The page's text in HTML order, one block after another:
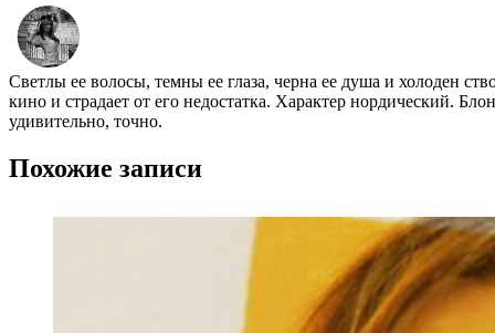
Светлы ее волосы, темны ее глаза, черна ее душа и холоден
кино и страдает от его недостатка. Характер нордический.
удивительно, точно.
Похожие записи